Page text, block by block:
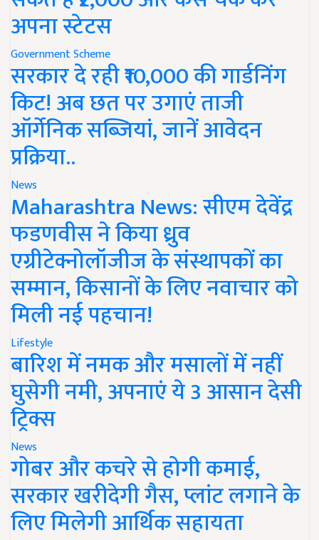
अपना स्टेटस
Government Scheme
सरकार दे रही ₹10,000 की गार्डनिंग
किट! अब छत पर उगाएं ताजी
ऑर्गेनिक सब्जियां, जानें आवेदन
प्रक्रिया..
News
Maharashtra News: सीएम देवेंद्र
फडणवीस ने किया ध्रुव
एग्रीटेक्नोलॉजीज के संस्थापकों का
सम्मान, किसानों के लिए नवाचार को
मिली नई पहचान!
Lifestyle
बारिश में नमक और मसालों में नहीं
घुसेगी नमी, अपनाएं ये 3 आसान देसी
ट्रिक्स
News
गोबर और कचरे से होगी कमाई,
सरकार खरीदेगी गैस, प्लांट लगाने के
लिए मिलेगी आर्थिक सहायता